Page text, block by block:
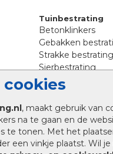
, maakt gebruik van
na te gaan en de
te tonen. Met het
een vinkje plaatst. Wil
Tuinbestrating
Betonklinkers
Gebakken
Strakke bestrating
Sierbestrating
Straatklinkers
Straatstenen
Trommelstenen
Tuinstenen
Waalformaat
Wildverband